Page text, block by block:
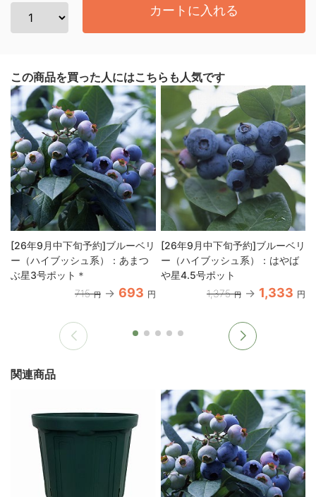
カートに入れる
この商品を買った人にはこちらも人気です
[26年9月中下旬予約]ブルーベリ
ー（ハイブッシュ系）：あまつ
ぶ星3号ポット＊
715 円 693 円
[26年9月中下旬予約]ブルーベリ
ー（ハイブッシュ系）：はやば
や星4.5号ポット
1,375 円 1,333 円
関連商品